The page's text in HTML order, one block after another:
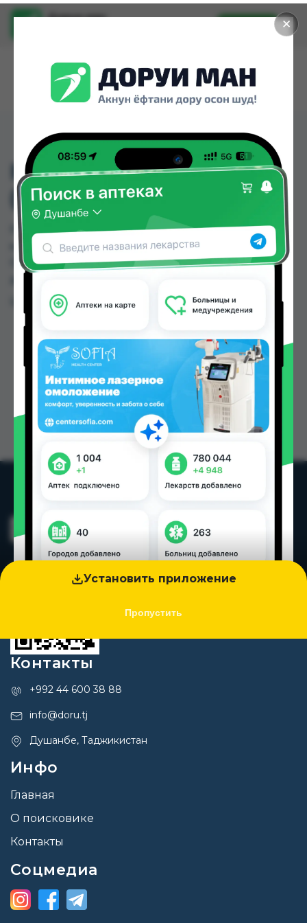
✕
Установить приложение
Пропустить
Доруи ман
Установить
FEMIBION MENOPAUSE
( ФЕМИБИОН)
FEMIBION MENOPAUSE ( ФЕМИБИОН) можно
купить или заказать в аптеках, Дорухона
Олмони №1 по цене от 1155.00 TJS в Душанбе и
Цена: от1155.00 TJS
Контакты
+992 44 600 38 88
info@doru.tj
Душанбе, Таджикистан
Инфо
Главная
О поисковике
Контакты
Соцмедиа